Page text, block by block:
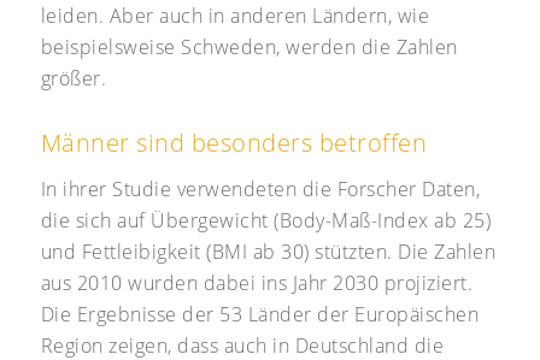
leiden. Aber auch in anderen Ländern, wie
beispielsweise Schweden, werden die Zahlen
größer.
Männer sind besonders betroffen
In ihrer Studie verwendeten die Forscher Daten,
die sich auf Übergewicht (Body-Maß-Index ab 25)
und Fettleibigkeit (BMI ab 30) stützten. Die Zahlen
aus 2010 wurden dabei ins Jahr 2030 projiziert.
Die Ergebnisse der 53 Länder der Europäischen
Region zeigen, dass auch in Deutschland die